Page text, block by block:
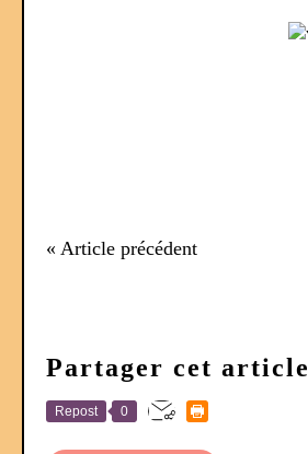
« Article précédent
Partager cet article
Repost 0